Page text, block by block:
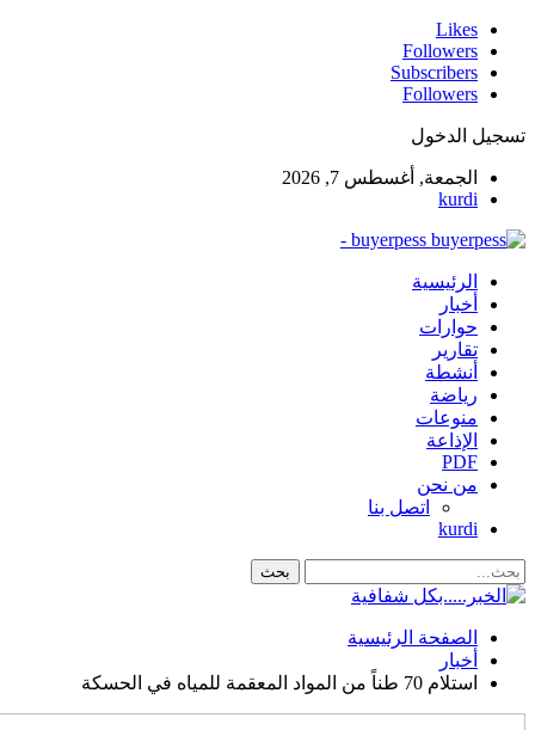
Likes
Followers
Subscribers
Followers
الدخول
الجمعة, أغسطس 7, 2026
kurdi
buyerpess -
الرئيسية
أخبار
حوارات
تقارير
أنشطة
رياضة
منوعات
الإذاعة
PDF
من نحن
اتصل بنا
kurdi
الصفحة الرئيسية
أخبار
استلام 70 طناً من المواد المعقمة للمياه في الحسكة